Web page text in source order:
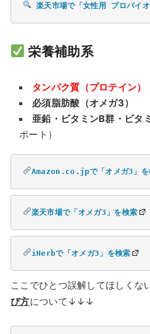
楽天市場で「女性用 プロバイ
栄養補助系
タンパク質（プロテイン）
必須脂肪酸（オメガ3）
亜鉛・ビタミンB群・ビタ
ポート）
Amazon.co.jpで「オメガ3」を
楽天市場で「オメガ3」を検索
iHerbで「オメガ3」を検索
ここでひとつ誤解してほしくな
び方について↓↓↓